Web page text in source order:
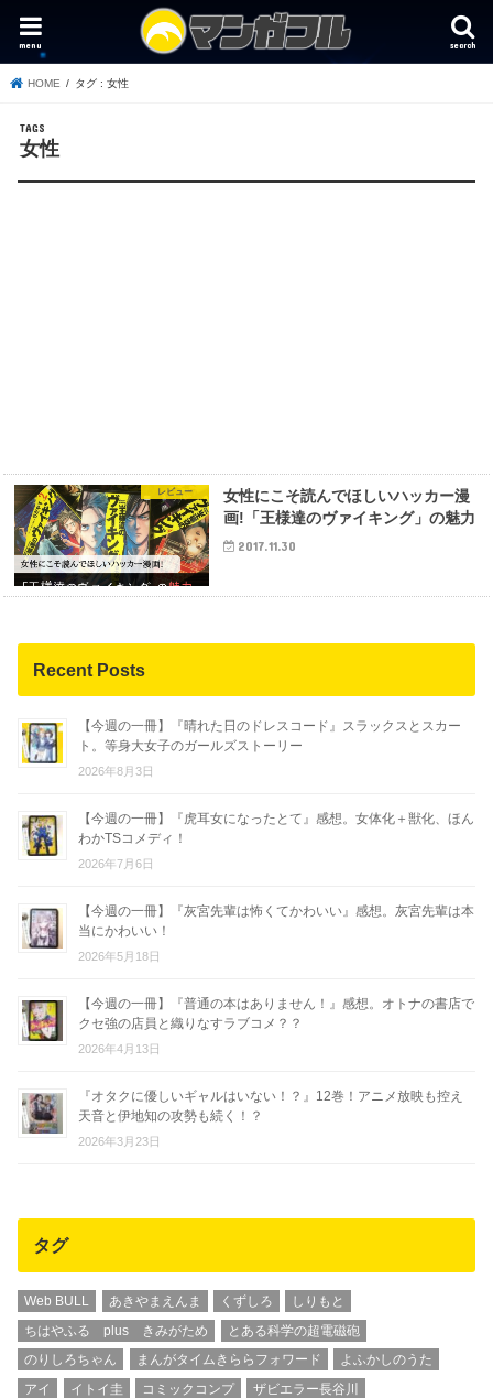
search
menu
HOME タグ : 女性
女性
レビュー
女性にこそ読んでほしいハッカー漫
画!「王様達のヴァイキング」の魅力
2017.11.30
Recent Posts
【今週の一冊】『晴れた日のドレスコード』スラックスとスカー
ト。等身大女子のガールズストーリー
2026年8月3日
【今週の一冊】『虎耳女になったとて』感想。女体化＋獣化、ほん
わかTSコメディ！
2026年7月6日
【今週の一冊】『灰宮先輩は怖くてかわいい』感想。灰宮先輩は本
当にかわいい！
2026年5月18日
【今週の一冊】『普通の本はありません！』感想。オトナの書店で
クセ強の店員と織りなすラブコメ？？
2026年4月13日
『オタクに優しいギャルはいない！？』12巻！アニメ放映も控え
天音と伊地知の攻勢も続く！？
2026年3月23日
タグ
Web BULL あきやまえんま くずしろ
しりもと
ちはやふる plus きみがため
とある科学の超電磁砲
のりしろちゃん
まんがタイムきららフォワード
よふかしのうた
アイ
イトイ圭 コミックコンプ
ザビエラー長谷川